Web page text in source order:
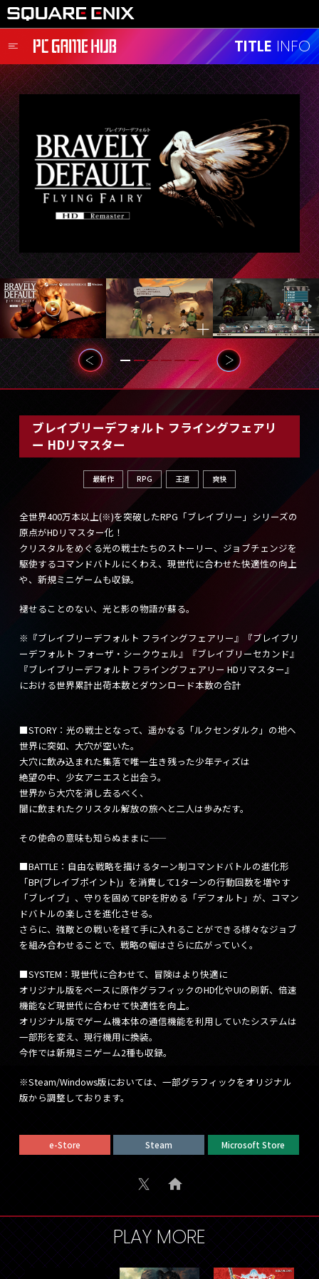
TITLE INFO
ブレイブリーデフォルト フライングフェアリ
ー HDリマスター
最新作 RPG 王道 爽快
全世界400万本以上(※)を突破したRPG「ブレイブリー」シリーズの
原点がHDリマスター化！
クリスタルをめぐる光の戦士たちのストーリー、ジョブチェンジを
駆使するコマンドバトルにくわえ、現世代に合わせた快適性の向上
や、新規ミニゲームも収録。
褪せることのない、光と影の物語が蘇る。
※『ブレイブリーデフォルト フライングフェアリー』『ブレイブリ
ーデフォルト フォーザ・シークウェル』『ブレイブリーセカンド』
『ブレイブリーデフォルト フライングフェアリー HDリマスター』
における世界累計出荷本数とダウンロード本数の合計
■STORY：光の戦士となって、遥かなる「ルクセンダルク」の地へ
世界に突如、大穴が空いた。
大穴に飲み込まれた集落で唯一生き残った少年ティズは
絶望の中、少女アニエスと出会う。
世界から大穴を消し去るべく、
闇に飲まれたクリスタル解放の旅へと二人は歩みだす。
その使命の意味も知らぬままに――
■BATTLE：自由な戦略を描けるターン制コマンドバトルの進化形
「BP(ブレイブポイント)」を消費して1ターンの行動回数を増やす
「ブレイブ」、守りを固めてBPを貯める「デフォルト」が、コマン
ドバトルの楽しさを進化させる。
さらに、強敵との戦いを経て手に入れることができる様々なジョブ
を組み合わせることで、戦略の幅はさらに広がっていく。
■SYSTEM：現世代に合わせて、冒険はより快適に
オリジナル版をベースに原作グラフィックのHD化やUIの刷新、倍速
機能など現世代に合わせて快適性を向上。
オリジナル版でゲーム機本体の通信機能を利用していたシステムは
一部形を変え、現行機用に換装。
今作では新規ミニゲーム2種も収録。
※Steam/Windows版においては、一部グラフィックをオリジナル
版から調整しております。
e-Store Steam Microsoft Store
PLAY MORE